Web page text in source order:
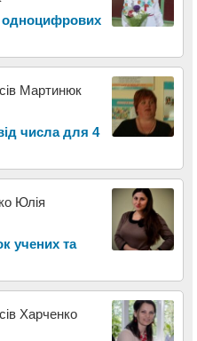
Мартинюк
числа для 4
Юлія
учених та
Харченко